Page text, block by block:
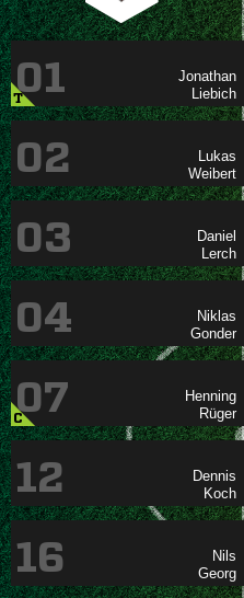


16


01
T


02


03


04


07
C


12